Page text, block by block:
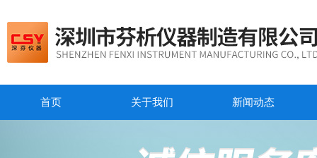
首页 关于我们 新闻动态